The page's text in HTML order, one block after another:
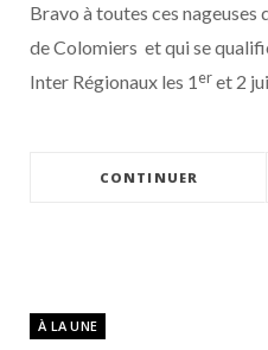
Bravo à toutes ces
de Colomiers et qui se
Inter Régionaux les 1eret 2
CONTINUER
À LA UNE